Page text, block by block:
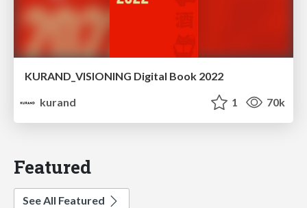
KURAND_VISIONING Digital Book 2022
kurand
1 70k
Featured
See All Featured